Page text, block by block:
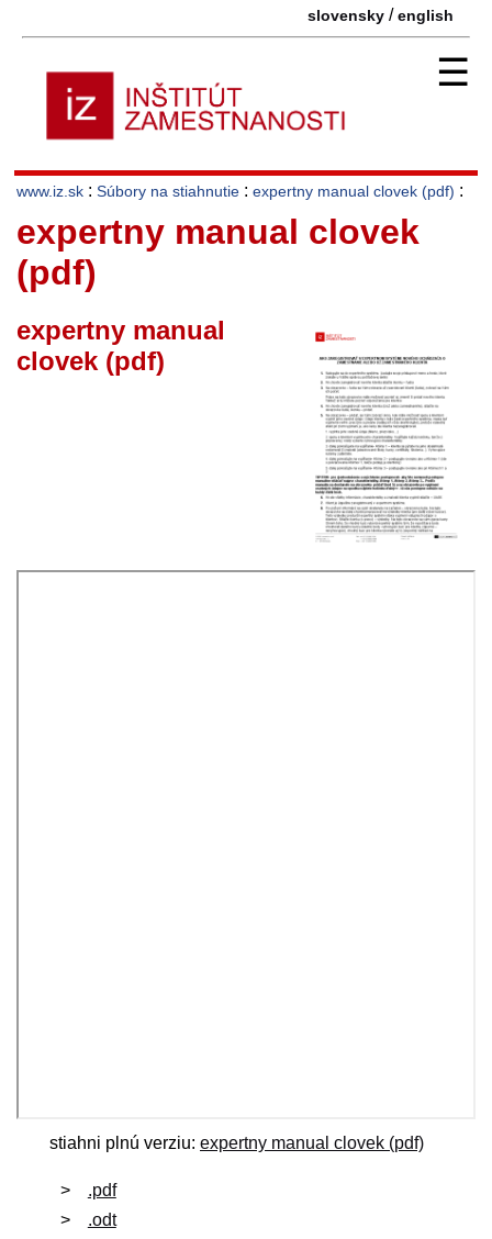
slovensky /english
☰
www.iz.sk : Súbory na stiahnutie : expertny manual clovek (pdf) :
expertny manual clovek
(pdf)
expertny manual
clovek (pdf)
stiahni plnú verziu: expertny manual clovek (pdf)
.pdf
.odt